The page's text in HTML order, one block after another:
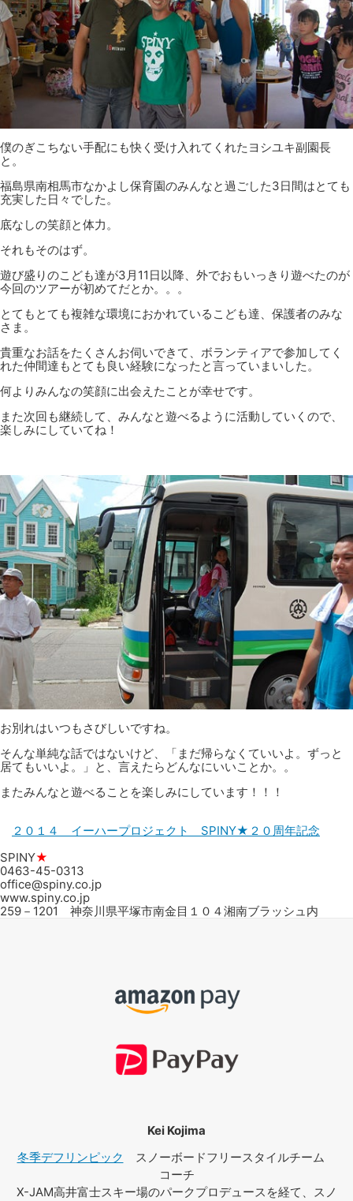
僕のぎこちない手配にも快く受け入れてくれたヨシユキ副園長
と。
福島県南相馬市なかよし保育園のみんなと過ごした3日間はとても
充実した日々でした。
底なしの笑顔と体力。
それもそのはず。
遊び盛りのこども達が3月11日以降、外でおもいっきり遊べたのが
今回のツアーが初めてだとか。。。
とてもとても複雑な環境におかれているこども達、保護者のみな
さま。
貴重なお話をたくさんお伺いできて、ボランティアで参加してく
れた仲間達もとても良い経験になったと言っていまいした。
何よりみんなの笑顔に出会えたことが幸せです。
また次回も継続して、みんなと遊べるように活動していくので、
楽しみにしていてね！
お別れはいつもさびしいですね。
そんな単純な話ではないけど、「まだ帰らなくていいよ。ずっと
居てもいいよ。」と、言えたらどんなにいいことか。。
またみんなと遊べることを楽しみにしています！！！
２０１４ イーハープロジェクト SPINY★２０周年記念
SPINY★
0463-45-0313
office@spiny.co.jp
www.spiny.co.jp
259－1201 神奈川県平塚市南金目１０４湘南ブラッシュ内
Kei Kojima
冬季デフリンピック スノーボードフリースタイルチーム
コーチ
X-JAM高井富士スキー場のパークプロデュースを経て、スノ